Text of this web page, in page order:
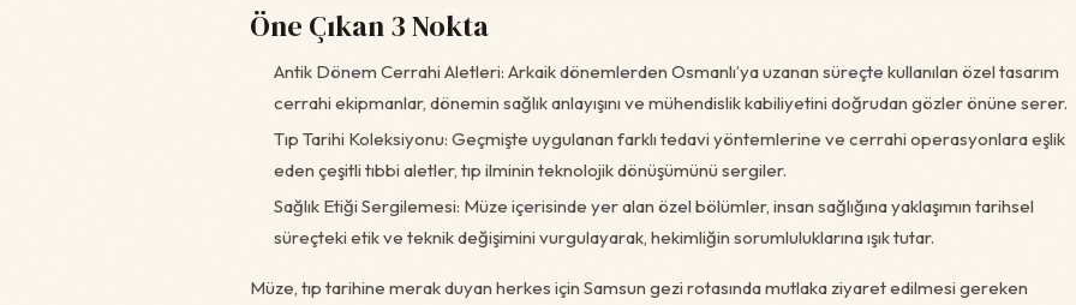
Öne Çıkan 3 Nokta
Antik Dönem Cerrahi Aletleri: Arkaik dönemlerden Osmanlı’ya uzanan süreçte kullanılan özel tasarım
cerrahi ekipmanlar, dönemin sağlık anlayışını ve mühendislik kabiliyetini doğrudan gözler önüne serer.
Tıp Tarihi Koleksiyonu: Geçmişte uygulanan farklı tedavi yöntemlerine ve cerrahi operasyonlara eşlik
eden çeşitli tıbbi aletler, tıp ilminin teknolojik dönüşümünü sergiler.
Sağlık Etiği Sergilemesi: Müze içerisinde yer alan özel bölümler, insan sağlığına yaklaşımın tarihsel
süreçteki etik ve teknik değişimini vurgulayarak, hekimliğin sorumluluklarına ışık tutar.
Müze, tıp tarihine merak duyan herkes için Samsun gezi rotasında mutlaka ziyaret edilmesi gereken